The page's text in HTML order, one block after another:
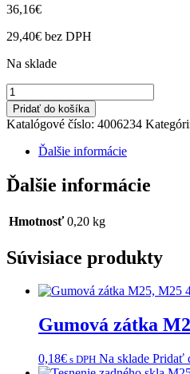
36,16€
29,40€ bez DPH
Na sklade
množstvo
Ložisko
RNA
49/32
M26.0,1
Pridať do košíka
Katalógové číslo: 4006234
Ďalšie informácie
Ďalšie informácie
Hmotnosť 0,20 kg
Súvisiace produkty
Gumová zátka
0,18€ s DPH Na sklade Pridať